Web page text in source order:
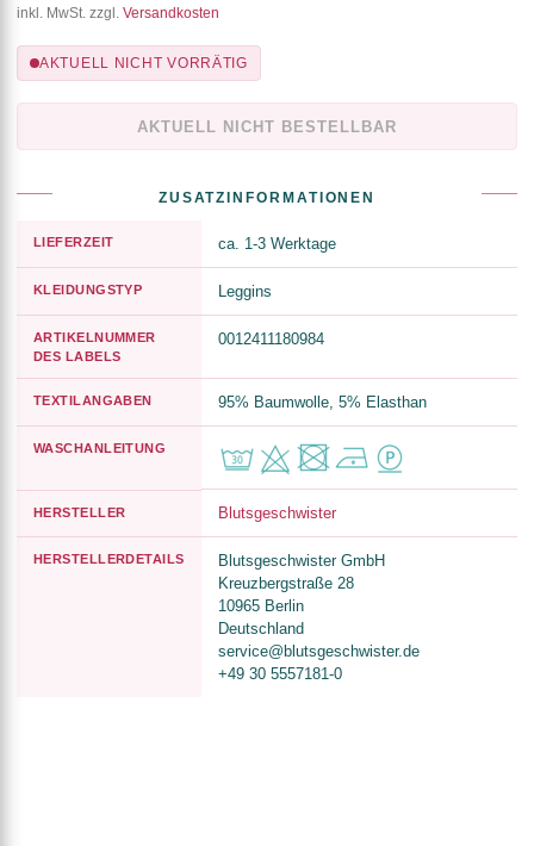
inkl. MwSt. zzgl. Versandkosten
AKTUELL NICHT VORRÄTIG
AKTUELL NICHT BESTELLBAR
ZUSATZINFORMATIONEN
LIEFERZEIT ca. 1-3 Werktage
KLEIDUNGSTYP Leggins
ARTIKELNUMMER
DES LABELS
0012411180984
TEXTILANGABEN 95% Baumwolle, 5% Elasthan
WASCHANLEITUNG
HERSTELLER Blutsgeschwister
HERSTELLERDETAILS
Blutsgeschwister GmbH
Kreuzbergstraße 28
10965 Berlin
Deutschland
service@blutsgeschwister.de
+49 30 5557181-0